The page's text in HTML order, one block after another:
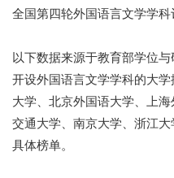
全国第四轮外国语言文学学
以下数据来源于教育部学位
开设外国语言文学学科的大
大学、北京外国语大学、上
交通大学、南京大学、浙江
具体榜单。